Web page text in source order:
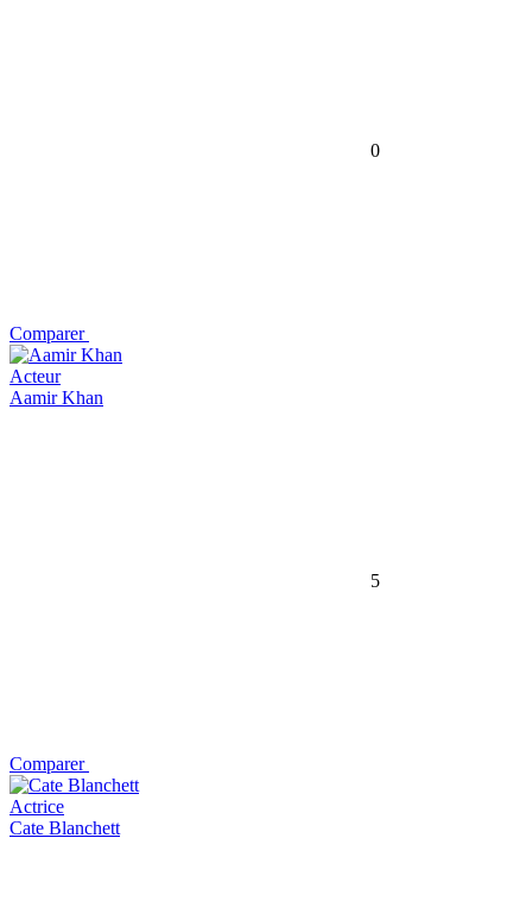
0
Comparer
Acteur
Aamir Khan
5
Comparer
Actrice
Cate Blanchett